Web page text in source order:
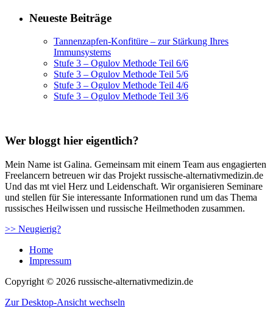
Neueste Beiträge
Tannenzapfen-Konfitüre – zur Stärkung Ihres
Immunsystems
Stufe 3 – Ogulov Methode Teil 6/6
Stufe 3 – Ogulov Methode Teil 5/6
Stufe 3 – Ogulov Methode Teil 4/6
Stufe 3 – Ogulov Methode Teil 3/6
Wer bloggt hier eigentlich?
Mein Name ist Galina. Gemeinsam mit einem Team aus engagierten
Freelancern betreuen wir das Projekt russische-alternativmedizin.de
Und das mt viel Herz und Leidenschaft. Wir organisieren Seminare
und stellen für Sie interessante Informationen rund um das Thema
russisches Heilwissen und russische Heilmethoden zusammen.
>> Neugierig?
Home
Impressum
Copyright © 2026 russische-alternativmedizin.de
Zur Desktop-Ansicht wechseln